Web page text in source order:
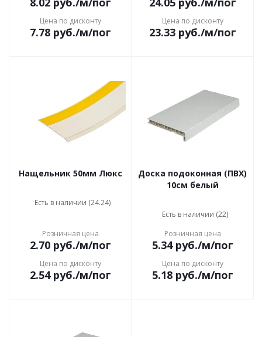
Цена по дисконту
7.78руб./м/пог
Цена по дисконту
23.33руб./м/пог
Нащельник 50мм Люкс
Есть в наличии (24.24)
Розничная цена
2.70руб./м/пог
Цена по дисконту
2.54руб./м/пог
Доска подоконная (ПВХ)
10см белый
Есть в наличии (22)
Розничная цена
5.34руб./м/пог
Цена по дисконту
5.18руб./м/пог